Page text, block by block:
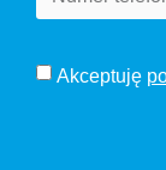
Akceptuję